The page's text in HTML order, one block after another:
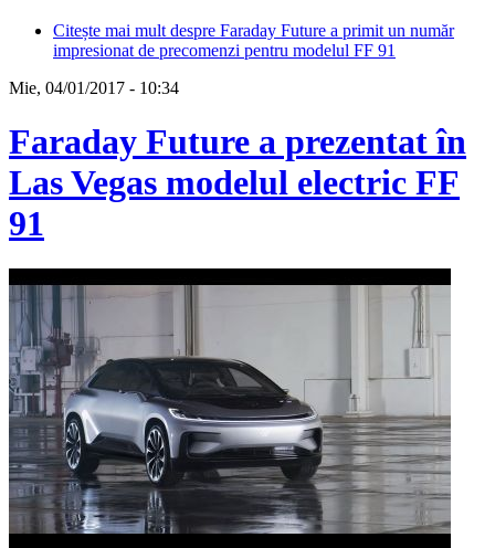
Citește mai mult despre Faraday Future a primit un număr
impresionat de precomenzi pentru modelul FF 91
Mie, 04/01/2017 - 10:34
Faraday Future a prezentat în
Las Vegas modelul electric FF
91